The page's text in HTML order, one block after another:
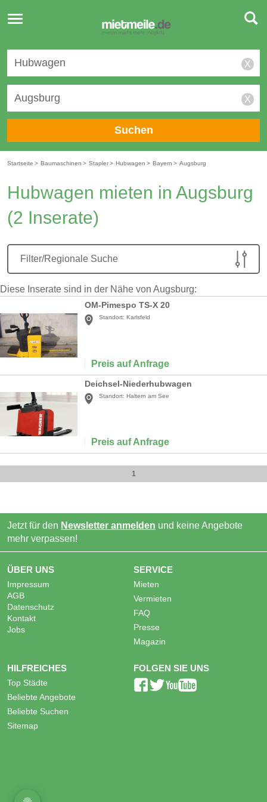
Toggle
navigation
X
X
Suchen
Startseite > Baumaschinen > Stapler> Hubwagen > Bayern > Augsburg
Hubwagen mieten in Augsburg
(2 Inserate)
Filter/Regionale Suche
Diese Inserate sind in der Nähe von Augsburg:
OM-Pimespo TS-X 20
Standort: Karlsfeld
Preis auf Anfrage
Deichsel-Niederhubwagen
Standort: Haltern am See
Preis auf Anfrage
1
Jetzt für den Newsletter anmelden und keine Angebote
mehr verpassen!
ÜBER UNS
Impressum
AGB
Datenschutz
Kontakt
Jobs
SERVICE
Mieten
Vermieten
FAQ
Presse
Magazin
HILFREICHES
Top Städte
Beliebte Angebote
Beliebte Suchen
Sitemap
FOLGEN SIE UNS